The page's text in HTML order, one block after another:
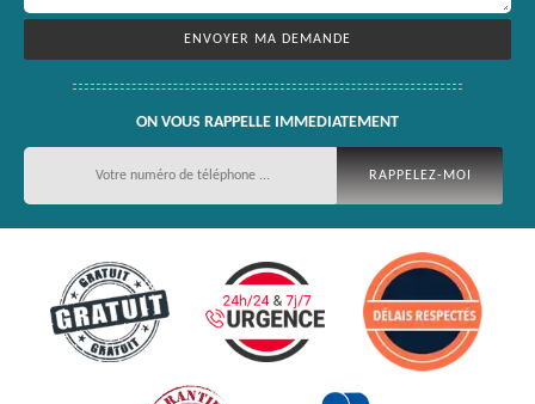
ON VOUS RAPPELLE IMMEDIATEMENT